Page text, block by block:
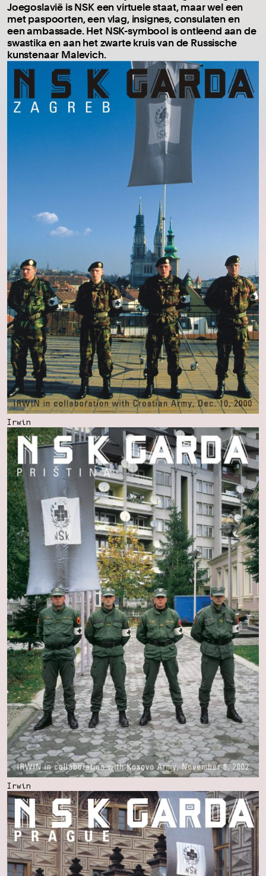
Joegoslavië is NSK een virtuele staat, maar wel een
met paspoorten, een vlag, insignes, consulaten en
een ambassade. Het NSK-symbool is ontleend aan de
swastika en aan het zwarte kruis van de Russische
kunstenaar Malevich.
Irwin
Irwin